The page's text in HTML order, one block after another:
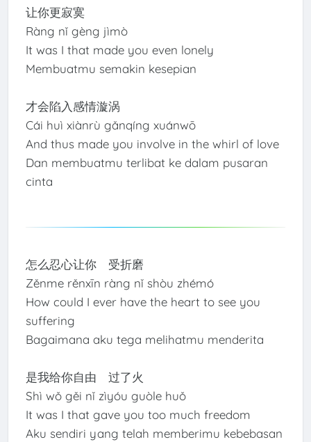
让你更寂寞
Ràng nǐ gèng jìmò
It was I that made you even lonely
Membuatmu semakin kesepian
才会陷入感情漩涡
Cái huì xiànrù gǎnqíng xuánwō
And thus made you involve in the whirl of love
Dan membuatmu terlibat ke dalam pusaran
cinta
怎么忍心让你 受折磨
Zěnme rěnxīn ràng nǐ shòu zhémó
How could I ever have the heart to see you
suffering
Bagaimana aku tega melihatmu menderita
是我给你自由 过了火
Shì wǒ gěi nǐ zìyóu guòle huǒ
It was I that gave you too much freedom
Aku sendiri yang telah memberimu kebebasan